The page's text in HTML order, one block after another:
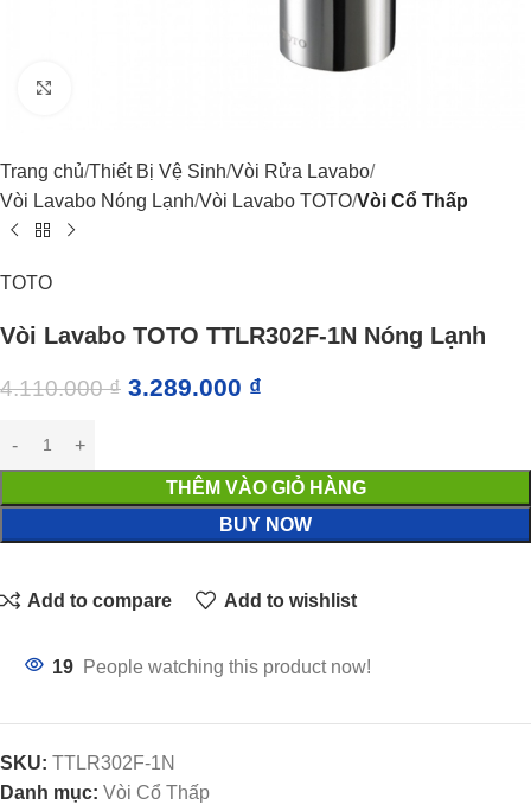
Trang chủ Thiết Bị Vệ Sinh Vòi Rửa Lavabo
Vòi Lavabo Nóng Lạnh Vòi Lavabo TOTO Vòi Cổ Thấp
TOTO
Vòi Lavabo TOTO TTLR302F-1N Nóng Lạnh
4.110.000₫ 3.289.000 ₫
THÊM VÀO GIỎ HÀNG
BUY NOW
Add to compare Add to wishlist
19 People watching this product now!
SKU: TTLR302F-1N
Danh mục: Vòi Cổ Thấp